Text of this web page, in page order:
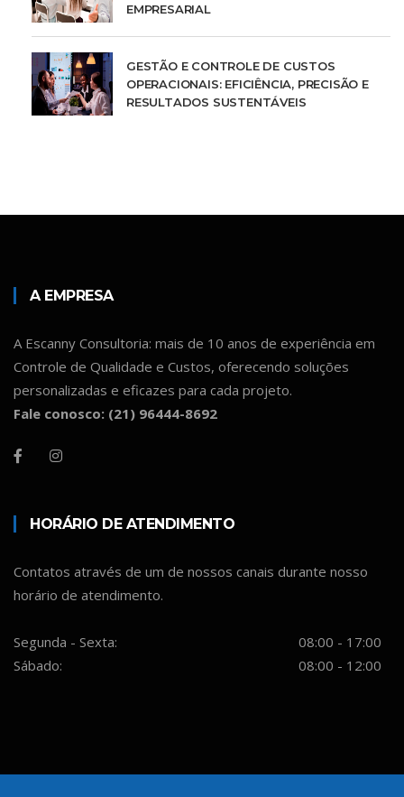
EMPRESARIAL
GESTÃO E CONTROLE DE CUSTOS
OPERACIONAIS: EFICIÊNCIA, PRECISÃO E
RESULTADOS SUSTENTÁVEIS
A EMPRESA
A Escanny Consultoria: mais de 10 anos de experiência em
Controle de Qualidade e Custos, oferecendo soluções
personalizadas e eficazes para cada projeto.
Fale conosco: (21) 96444-8692
HORÁRIO DE ATENDIMENTO
Contatos através de um de nossos canais durante nosso
horário de atendimento.
Segunda - Sexta:
08:00 - 17:00
Sábado:
08:00 - 12:00